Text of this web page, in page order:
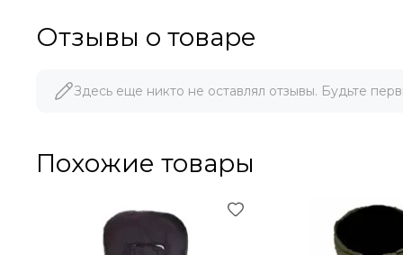
Отзывы о товаре
Здесь еще никто не оставлял отзывы. Будьте
Похожие товары